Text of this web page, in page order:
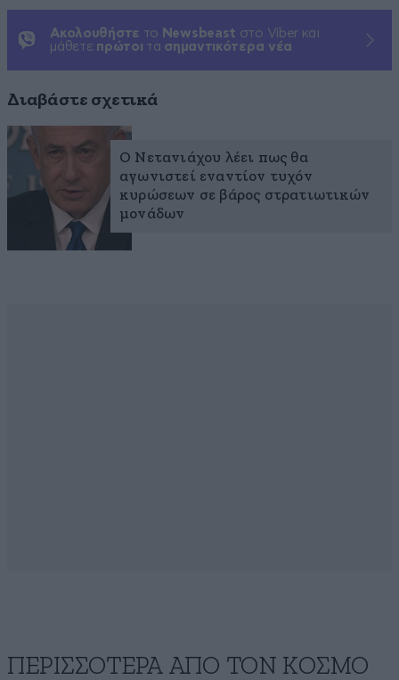
Ακολουθήστε το Newsbeast στο Viber και
μάθετε πρώτοι τα σημαντικότερα νέα
Διαβάστε σχετικά
Ο Νετανιάχου λέει πως θα
αγωνιστεί εναντίον τυχόν
κυρώσεων σε βάρος στρατιωτικών
μονάδων
ΠΕΡΙΣΣΟΤΕΡΑ ΑΠΟ ΤΟΝ ΚΟΣΜΟ